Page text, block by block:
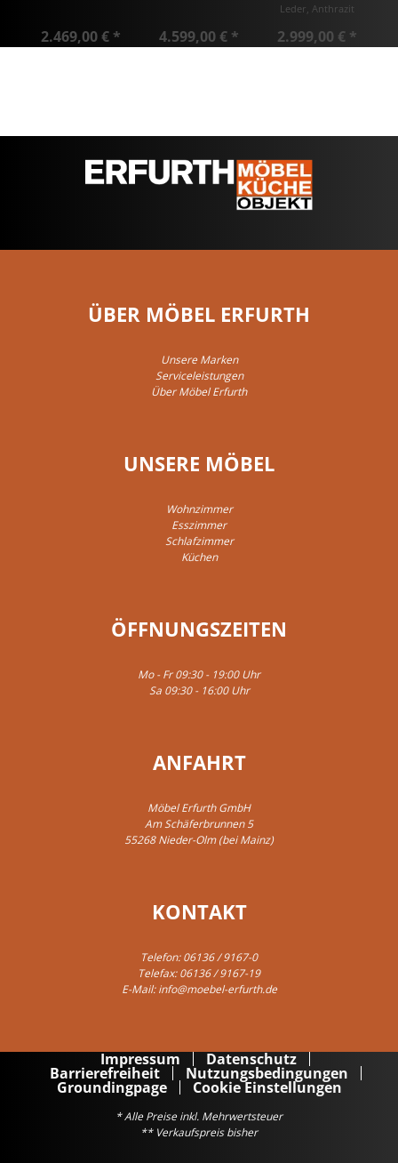
2.469,00 € * 4.599,00 € *
Leder, Anthrazit
2.999,00 € *
ÜBER MÖBEL ERFURTH
Unsere Marken
Serviceleistungen
Über Möbel Erfurth
UNSERE MÖBEL
Wohnzimmer
Esszimmer
Schlafzimmer
Küchen
ÖFFNUNGSZEITEN
Mo - Fr 09:30 - 19:00 Uhr
Sa 09:30 - 16:00 Uhr
ANFAHRT
Möbel Erfurth GmbH
Am Schäferbrunnen 5
55268 Nieder-Olm (bei Mainz)
KONTAKT
Telefon:06136 / 9167-0
Telefax: 06136 / 9167-19
E-Mail:info@moebel-erfurth.de
Impressum Datenschutz
Barrierefreiheit Nutzungsbedingungen
Groundingpage Cookie Einstellungen
* Alle Preise inkl. Mehrwertsteuer
** Verkaufspreis bisher